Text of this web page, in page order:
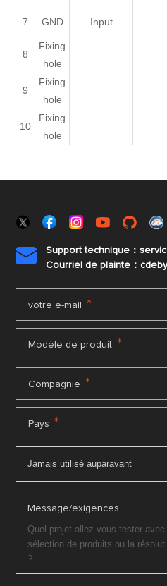
7 GND Input
8
Fixing
hole
9
Fixing
hole
10
Fixing
hole

Support technique：
Courriel de plainte：
votre e-mail *
Modèle de produit *
Compagnie *
Pays *
Message/exigences